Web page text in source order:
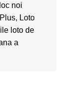
noi
Loto
loto de
a